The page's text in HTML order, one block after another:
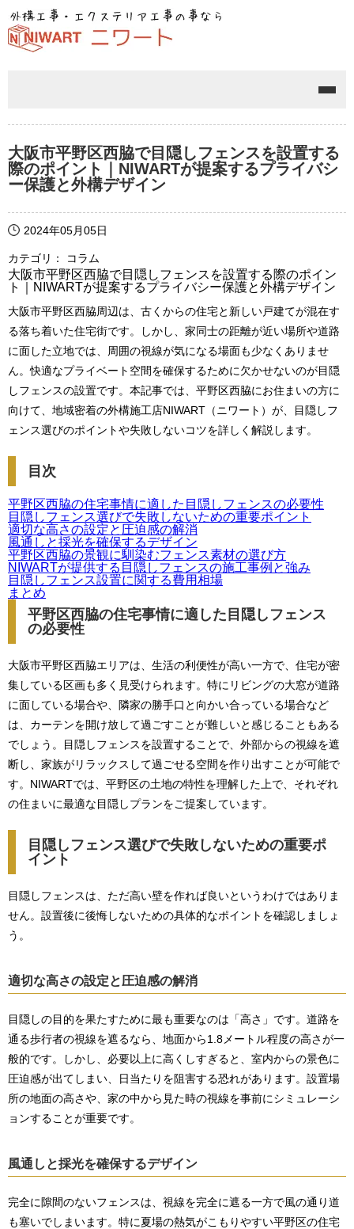
メニ
大阪市平野区西脇で目隠しフェンスを設置する
際のポイント｜NIWARTが提案するプライバシ
ー保護と外構デザイン
2024年05月05日
カテゴリ： コラム
大阪市平野区西脇で目隠しフェンスを設置する際のポイン
ト｜NIWARTが提案するプライバシー保護と外構デザイン
大阪市平野区西脇周辺は、古くからの住宅と新しい戸建てが混在す
る落ち着いた住宅街です。しかし、家同士の距離が近い場所や道路
に面した立地では、周囲の視線が気になる場面も少なくありませ
ん。快適なプライベート空間を確保するために欠かせないのが目隠
しフェンスの設置です。本記事では、平野区西脇にお住まいの方に
向けて、地域密着の外構施工店NIWART（ニワート）が、目隠しフ
ェンス選びのポイントや失敗しないコツを詳しく解説します。
目次
平野区西脇の住宅事情に適した目隠しフェンスの必要性
目隠しフェンス選びで失敗しないための重要ポイント
適切な高さの設定と圧迫感の解消
風通しと採光を確保するデザイン
平野区西脇の景観に馴染むフェンス素材の選び方
NIWARTが提供する目隠しフェンスの施工事例と強み
目隠しフェンス設置に関する費用相場
まとめ
平野区西脇の住宅事情に適した目隠しフェンス
の必要性
大阪市平野区西脇エリアは、生活の利便性が高い一方で、住宅が密
集している区画も多く見受けられます。特にリビングの大窓が道路
に面している場合や、隣家の勝手口と向かい合っている場合など
は、カーテンを開け放して過ごすことが難しいと感じることもある
でしょう。目隠しフェンスを設置することで、外部からの視線を遮
断し、家族がリラックスして過ごせる空間を作り出すことが可能で
す。NIWARTでは、平野区の土地の特性を理解した上で、それぞれ
の住まいに最適な目隠しプランをご提案しています。
目隠しフェンス選びで失敗しないための重要ポ
イント
目隠しフェンスは、ただ高い壁を作れば良いというわけではありま
せん。設置後に後悔しないための具体的なポイントを確認しましょ
う。
適切な高さの設定と圧迫感の解消
目隠しの目的を果たすために最も重要なのは「高さ」です。道路を
通る歩行者の視線を遮るなら、地面から1.8メートル程度の高さが一
般的です。しかし、必要以上に高くしすぎると、室内からの景色に
圧迫感が出てしまい、日当たりを阻害する恐れがあります。設置場
所の地面の高さや、家の中から見た時の視線を事前にシミュレーシ
ョンすることが重要です。
風通しと採光を確保するデザイン
完全に隙間のないフェンスは、視線を完全に遮る一方で風の通り道
も塞いでしまいます。特に夏場の熱気がこもりやすい平野区の住宅